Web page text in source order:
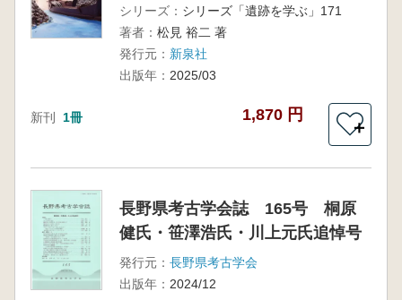
シリーズ： シリーズ「遺跡を学ぶ」171
著者： 松見 裕二 著
発行元： 新泉社
出版年： 2025/03
新刊 1冊 1,870 円
＋
長野県考古学会誌 165号 桐原
健氏・笹澤浩氏・川上元氏追悼号
発行元： 長野県考古学会
出版年： 2024/12